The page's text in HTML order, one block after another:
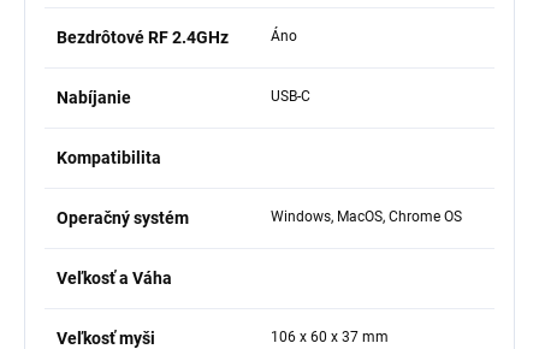
Bezdrôtové RF 2.4GHz Áno
Nabíjanie USB-C
Kompatibilita
Operačný systém Windows, MacOS, Chrome OS
Veľkosť a Váha
Veľkosť myši 106 x 60 x 37 mm